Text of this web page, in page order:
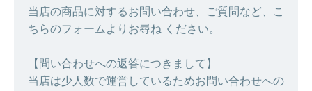
当店の商品に対するお問い合わせ、ご質問など、こ
ちらのフォームよりお尋ね ください。
【問い合わせへの返答につきまして】
当店は少人数で運営しているためお問い合わせへの